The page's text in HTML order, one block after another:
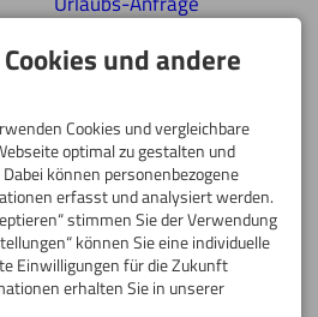
stellen
Anfahrt
Facebook
Instagram
und andere
Cookies und vergleichbare
optimal zu gestalten und
können personenbezogene
erfasst und analysiert werden.
stimmen Sie der Verwendung
können Sie eine individuelle
Einwilligungen für die Zukunft
erhalten Sie in unserer